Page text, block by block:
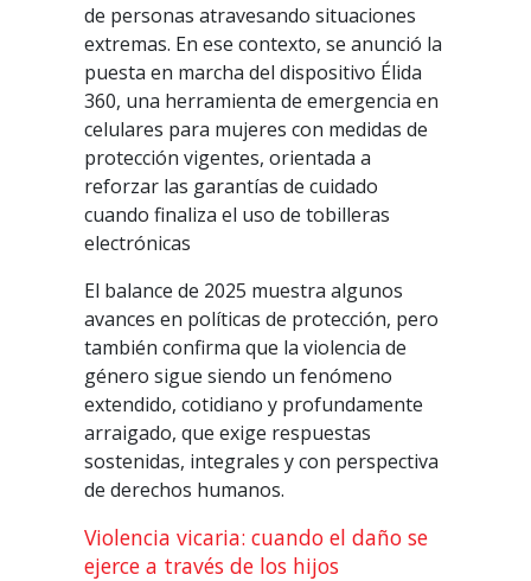
de personas atravesando situaciones
extremas. En ese contexto, se anunció la
puesta en marcha del dispositivo Élida
360, una herramienta de emergencia en
celulares para mujeres con medidas de
protección vigentes, orientada a
reforzar las garantías de cuidado
cuando finaliza el uso de tobilleras
electrónicas
El balance de 2025 muestra algunos
avances en políticas de protección, pero
también confirma que la violencia de
género sigue siendo un fenómeno
extendido, cotidiano y profundamente
arraigado, que exige respuestas
sostenidas, integrales y con perspectiva
de derechos humanos.
Violencia vicaria: cuando el daño se
ejerce a través de los hijos